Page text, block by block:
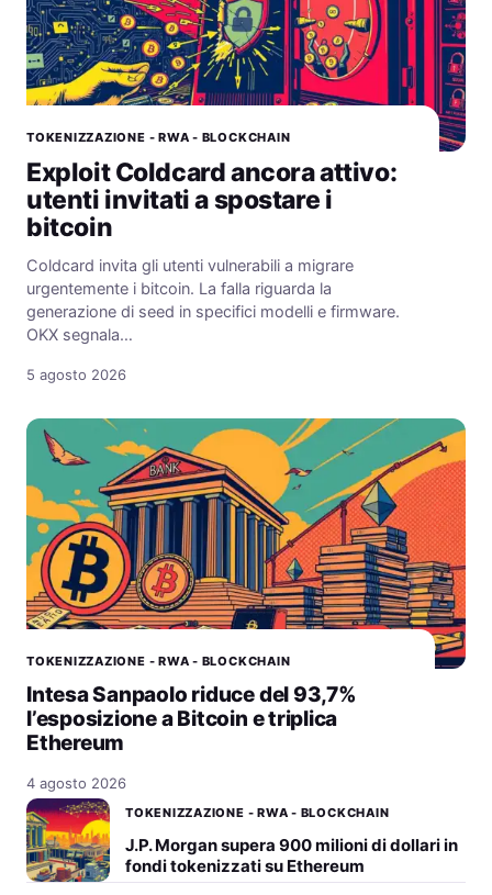
TOKENIZZAZIONE - RWA - BLOCKCHAIN
Exploit Coldcard ancora attivo:
utenti invitati a spostare i
bitcoin
Coldcard invita gli utenti vulnerabili a migrare
urgentemente i bitcoin. La falla riguarda la
generazione di seed in specifici modelli e firmware.
OKX segnala…
5 agosto 2026
TOKENIZZAZIONE - RWA - BLOCKCHAIN
Intesa Sanpaolo riduce del 93,7%
l’esposizione a Bitcoin e triplica
Ethereum
4 agosto 2026
TOKENIZZAZIONE - RWA - BLOCKCHAIN
J.P. Morgan supera 900 milioni di dollari in
fondi tokenizzati su Ethereum